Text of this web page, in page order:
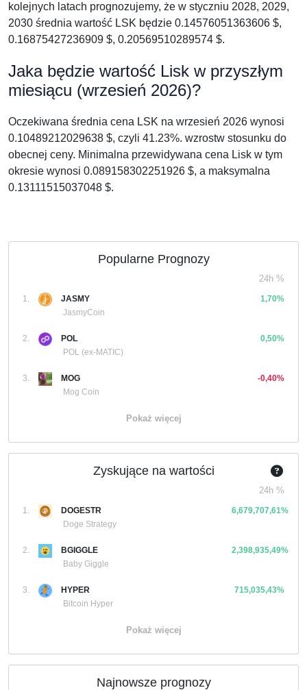
kolejnych latach prognozujemy, że w styczniu 2028, 2029,
2030 średnia wartość LSK będzie 0.14576051363606 $,
0.16875427236909 $, 0.20569510289574 $.
Jaka będzie wartość Lisk w przyszłym
miesiącu (wrzesień 2026)?
Oczekiwana średnia cena LSK na wrzesień 2026 wynosi
0.10489212029638 $, czyli 41.23%. wzrostw stosunku do
obecnej ceny. Minimalna przewidywana cena Lisk w tym
okresie wynosi 0.089158302251926 $, a maksymalna
0.13111515037048 $.
Popularne Prognozy
24h %
1.
JASMY
JasmyCoin
1,70%
2.
POL
POL (ex-MATIC)
0,50%
3.
MOG
Mog Coin
-0,40%
Pokaż więcej
Zyskujące na wartości
24h %
1.
DOGESTR
Doge Strategy
6,679,707,61%
2.
BGIGGLE
Baby Giggle
2,398,935,49%
3.
HYPER
Bitcoin Hyper
715,035,43%
Pokaż więcej
Najnowsze prognozy